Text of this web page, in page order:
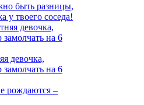
быть разницы,
у твоего соседа!
девочка,
на 6